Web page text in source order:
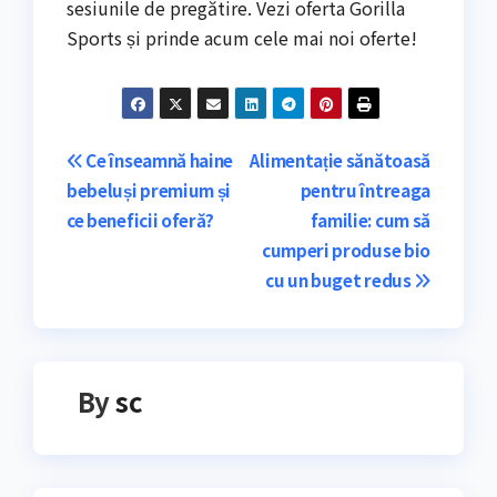
sesiunile de pregătire. Vezi oferta Gorilla
Sports și prinde acum cele mai noi oferte!
Navigare
în
Alimentație sănătoasă
pentru întreaga
familie: cum să
cumperi produse bio
cu un buget redus
Ce înseamnă haine
bebeluși premium și
ce beneficii oferă?
Bysc